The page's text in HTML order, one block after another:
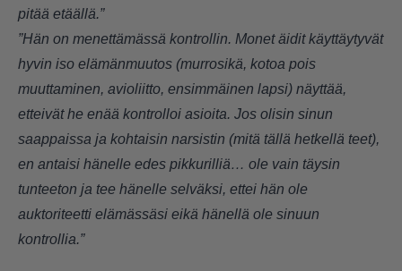
pitää etäällä.”
”Hän on menettämässä kontrollin. Monet äidit käyttäytyvät
hyvin iso elämänmuutos (murrosikä, kotoa pois
muuttaminen, avioliitto, ensimmäinen lapsi) näyttää,
etteivät he enää kontrolloi asioita. Jos olisin sinun
saappaissa ja kohtaisin narsistin (mitä tällä hetkellä teet),
en antaisi hänelle edes pikkurilliä… ole vain täysin
tunteeton ja tee hänelle selväksi, ettei hän ole
auktoriteetti elämässäsi eikä hänellä ole sinuun
kontrollia.”